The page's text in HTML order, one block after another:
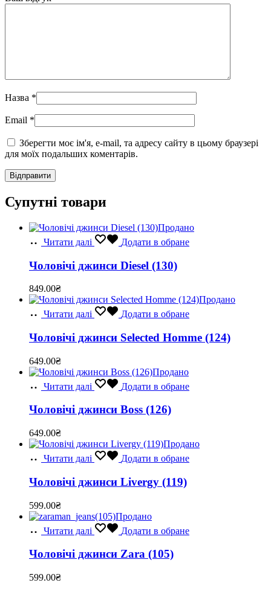
Назва *
Email *
Зберегти моє ім'я, e-mail, та адресу сайту в цьому браузері
для моїх подальших коментарів.
Супутні товари
Продано
Читати далі
Додати в обране
Чоловічі джинси Diesel (130)
849.00₴
Продано
Читати далі
Додати в обране
Чоловічі джинси Selected Homme (124)
649.00₴
Продано
Читати далі
Додати в обране
Чоловічі джинси Boss (126)
649.00₴
Продано
Читати далі
Додати в обране
Чоловічі джинси Livergy (119)
599.00₴
Продано
Читати далі
Додати в обране
Чоловічі джинси Zara (105)
599.00₴